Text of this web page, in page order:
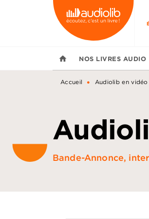
MENU RECHERCHE
home NOS LIVRES AUDIO
Accueil • Audiolib en vidéo
Bande-Annonce,